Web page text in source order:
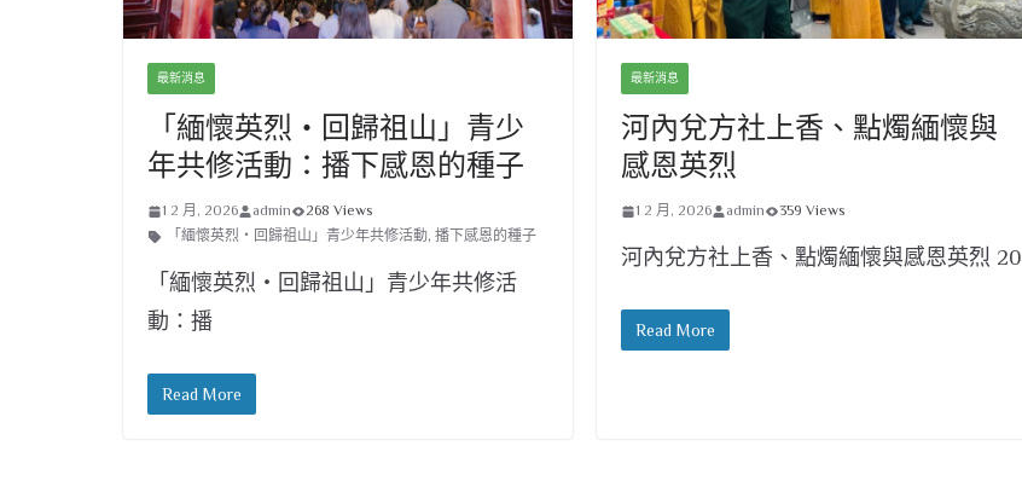
最新消息
「緬懷英烈・回歸祖山」青少
年共修活動：播下感恩的種子
1 2 月, 2026 admin
268 Views
「緬懷英烈・回歸祖山」青少年共修活動, 播下感恩的種子
「緬懷英烈・回歸祖山」青少年共修活
動：播
Read More
最新消息
河內兌方社上香、點燭緬懷與
感恩英烈
1 2 月, 2026 admin 359 Views
河內兌方社上香、點燭緬懷與感恩英烈 20
Read More